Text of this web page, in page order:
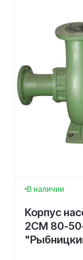
В наличии
Корпус
2СМ 80-